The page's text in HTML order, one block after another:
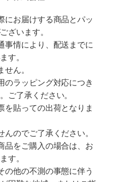
にお届けする商品とパッ
ざいます。
事情により、配送までに
す。
ん。
のラッピング対応につき
ご了承ください。
を貼っての出荷となりま
のでご了承ください。
品をご購入の場合は、お
す。
の他の不測の事態に伴う